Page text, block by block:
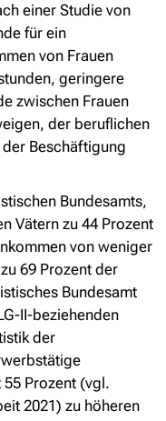
einer Studie von
für ein
von Frauen
geringere
zwischen Frauen
der beruflichen
Beschäftigung
Bundesamts,
Vätern zu 44 Prozent
von weniger
69 Prozent der
Bundesamt
II-beziehenden
der
Prozent (vgl.
2021) zu höheren